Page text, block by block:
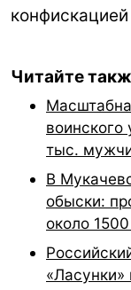
Читайте
воинского
тыс.
В
обыски:
около